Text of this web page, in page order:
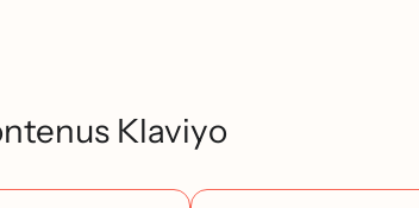
Klaviyo